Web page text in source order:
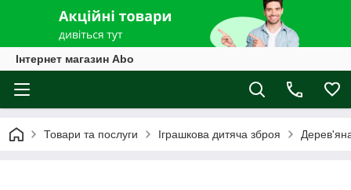
Інтернет магазин Abo
Товари та послуги Іграшкова дитяча зброя